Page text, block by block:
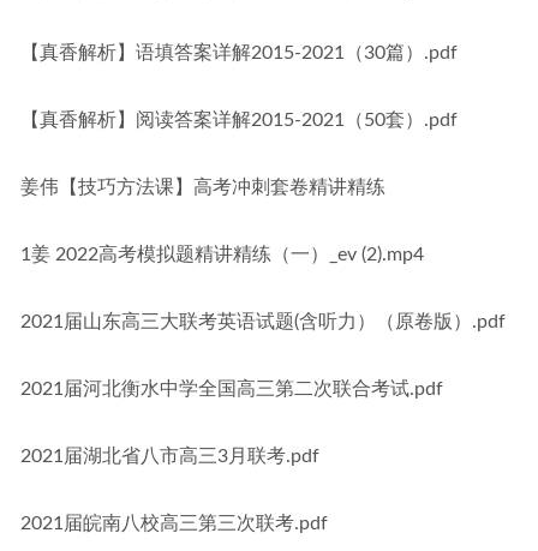
【真香解析】语填答案详解2015-2021（30篇）.pdf
【真香解析】阅读答案详解2015-2021（50套）.pdf
姜伟【技巧方法课】高考冲刺套卷精讲精练
1姜 2022高考模拟题精讲精练（一）_ev (2).mp4
2021届山东高三大联考英语试题(含听力）（原卷版）.pdf
2021届河北衡水中学全国高三第二次联合考试.pdf
2021届湖北省八市高三3月联考.pdf
2021届皖南八校高三第三次联考.pdf